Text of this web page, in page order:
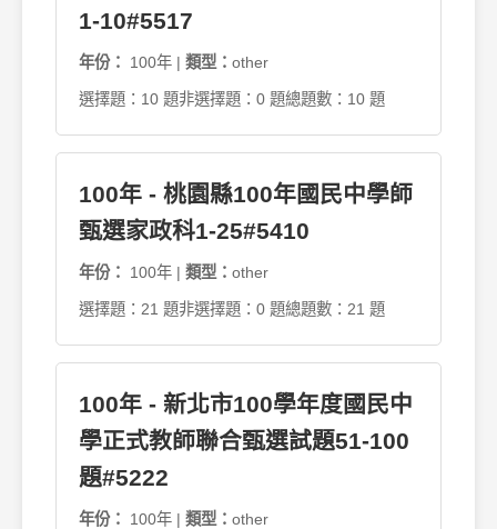
1-10#5517
年份： 100年 | 類型： other
選擇題：10 題非選擇題：0 題總題數：10 題
100年 - 桃園縣100年國民中學師
甄選家政科1-25#5410
年份： 100年 | 類型： other
選擇題：21 題非選擇題：0 題總題數：21 題
100年 - 新北市100學年度國民中
學正式教師聯合甄選試題51-100
題#5222
年份： 100年 | 類型： other